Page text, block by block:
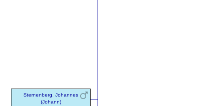
Sternenberg, Johannes
(Johann)